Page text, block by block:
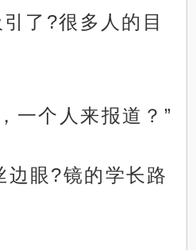
了?很多人的目
一个人来报道？”
边眼?镜的学长路